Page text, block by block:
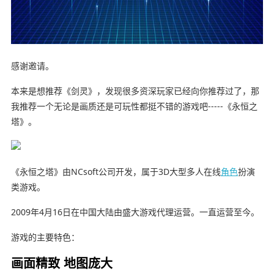
感谢邀请。
本来是想推荐《剑灵》，发现很多资深玩家已经向你推荐过了，那
我推荐一个无论是画质还是可玩性都挺不错的游戏吧-----《永恒之
塔》。
《永恒之塔》由NCsoft公司开发，属于3D大型多人在线角色扮演
类游戏。
2009年4月16日在中国大陆由盛大游戏代理运营。一直运营至今。
游戏的主要特色：
画面精致 地图庞大